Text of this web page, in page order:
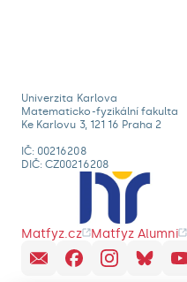
Univerzita Karlova
Matematicko-fyzikální fakulta
Ke Karlovu 3, 121 16 Praha 2
IČ: 00216208
DIČ: CZ00216208
Matfyz.cz Matfyz Alumni